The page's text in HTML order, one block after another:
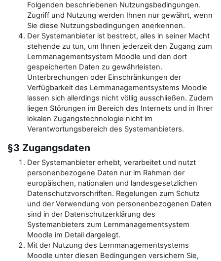
Folgenden beschriebenen Nutzungsbedingungen.
Zugriff und Nutzung werden Ihnen nur gewährt, wenn
Sie diese Nutzungsbedingungen anerkennen.
Der Systemanbieter ist bestrebt, alles in seiner Macht
stehende zu tun, um Ihnen jederzeit den Zugang zum
Lernmanagementsystem Moodle und den dort
gespeicherten Daten zu gewährleisten.
Unterbrechungen oder Einschränkungen der
Verfügbarkeit des Lernmanagementsystems Moodle
lassen sich allerdings nicht völlig ausschließen. Zudem
liegen Störungen im Bereich des Internets und in Ihrer
lokalen Zugangstechnologie nicht im
Verantwortungsbereich des Systemanbieters.
§3 Zugangsdaten
Der Systemanbieter erhebt, verarbeitet und nutzt
personenbezogene Daten nur im Rahmen der
europäischen, nationalen und landesgesetzlichen
Datenschutzvorschriften. Regelungen zum Schutz
und der Verwendung von personenbezogenen Daten
sind in der Datenschutzerklärung des
Systemanbieters zum Lernmanagementsystem
Moodle im Detail dargelegt.
Mit der Nutzung des Lernmanagementsystems
Moodle unter diesen Bedingungen versichern Sie,